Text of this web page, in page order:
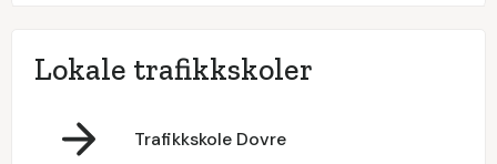
Lokale trafikkskoler
Trafikkskole Dovre